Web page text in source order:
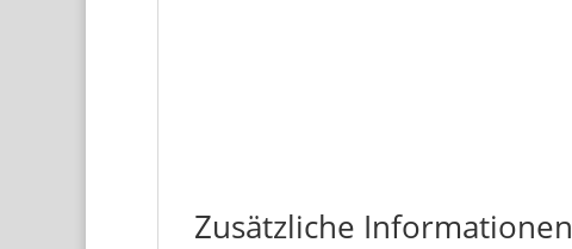
Zusätzliche Informationen